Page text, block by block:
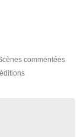
commentées